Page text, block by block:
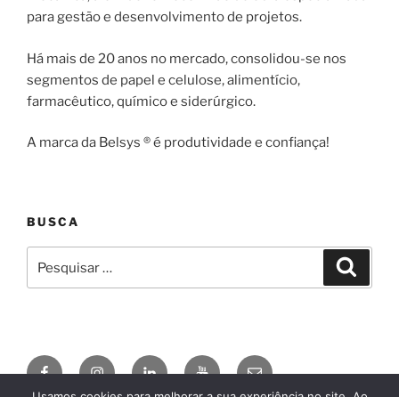
para gestão e desenvolvimento de projetos.
Há mais de 20 anos no mercado, consolidou-se nos
segmentos de papel e celulose, alimentício,
farmacêutico, químico e siderúrgico.
A marca da Belsys ® é produtividade e confiança!
BUSCA
por:
FacebookInstagramLinkedinYouTubeE-
mail